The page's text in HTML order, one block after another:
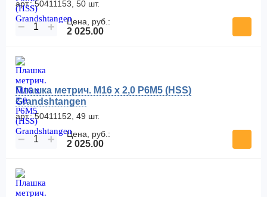
арт.: 50411153, 50 шт.
− + Цена, руб.:
2 025.00
Плашка метрич. M16 x 2,0 P6M5 (HSS)
Grandshtangen
арт.: 50411152, 49 шт.
− + Цена, руб.:
2 025.00